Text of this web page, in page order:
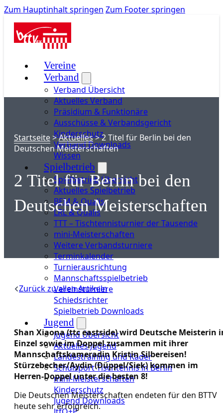
Zum Hauptinhalt springen Zum Footer springen
Vereine
Verband
Verband Übersicht
Aktuelles Verband
Präsidium & Funktionäre
Ausschüsse & Verbandsgericht
Kinderschutz
Verband Downloads
Wissen
Spielbetrieb
Spielbetrieb Übersicht
Aktuelles Spielbetrieb
BEM & Qualis
LRL & Qualis
TTT – Tischtennisturnier der Tausende
mini-Meisterschaften
Weitere Verbandsturniere
Terminkalender
Turnierausrichtung
Mannschaftsspielbetrieb
Vereinsturniere
Schiedsrichter
Spielbetrieb Downloads
Jugend
Jugend Übersicht
Aktuelles Jugend
Landestraining und Kader
Schulsport Tischtennis in Berlin
mini-Meisterschaften
Kinderschutz
Jugend Downloads
Startseite>Aktuelles>2 Titel für Berlin bei den
Deutschen Meisterschaften
2 Titel für Berlin bei den
Deutschen Meisterschaften
Zurück zu allen Artikeln
Shan Xiaona (ttc eastside) wird Deutsche Meisterin
Einzel sowie im Doppel zusammen mit ihrer
Mannschaftskameradin Kristin Silbereisen!
Stürzebecher/Aydin (Düppel/Siek) kommen im
Herren-Doppel unter die besten 8!
Die Deutschen Meisterschaften endeten für den BTTV
heute sehr erfolgreich.